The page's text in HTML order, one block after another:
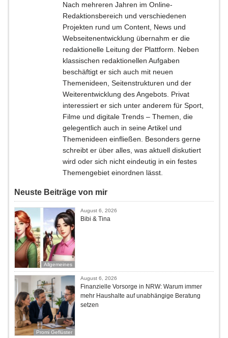
Nach mehreren Jahren im Online-
Redaktionsbereich und verschiedenen
Projekten rund um Content, News und
Webseitenentwicklung übernahm er die
redaktionelle Leitung der Plattform. Neben
klassischen redaktionellen Aufgaben
beschäftigt er sich auch mit neuen
Themenideen, Seitenstrukturen und der
Weiterentwicklung des Angebots. Privat
interessiert er sich unter anderem für Sport,
Filme und digitale Trends – Themen, die
gelegentlich auch in seine Artikel und
Themenideen einfließen. Besonders gerne
schreibt er über alles, was aktuell diskutiert
wird oder sich nicht eindeutig in ein festes
Themengebiet einordnen lässt.
Neuste Beiträge von mir
Allgemeines
August 6, 2026
Bibi & Tina
Promi Geflüster
August 6, 2026
Finanzielle Vorsorge in NRW: Warum immer
mehr Haushalte auf unabhängige Beratung
setzen